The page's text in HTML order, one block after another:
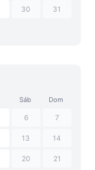
30 31
Sáb Dom
6 7
13 14
20 21